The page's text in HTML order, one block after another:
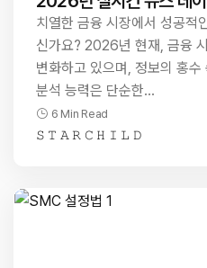
치열한 금융 시장에서 성공적
신가요? 2026년 현재, 금융
변화하고 있으며, 정보의 홍
분석 능력은 단순한…
6 Min Read
𝚂 𝚃 𝙰 𝚁 𝙲 𝙷 𝙸 𝙻 𝙳